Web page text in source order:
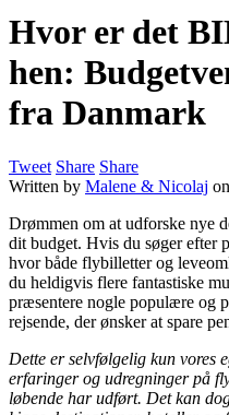
Hvor er det
hen:
fra Danmark
Tweet Share Share
Written by Malene & Nicolaj on
Drømmen om at udforske nye
dit budget. Hvis du søger efter
hvor både flybilletter og
du heldigvis flere fantastiske
præsentere nogle populære og
rejsende, der ønsker at spare
Dette er selvfølgelig kun vores
erfaringer og udregninger på
løbende har udført. Det kan